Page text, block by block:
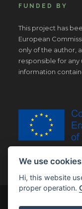
FUNDED BY
This project has
European
only of the author,
responsible for
information
We use
Hi, this website
proper operation.